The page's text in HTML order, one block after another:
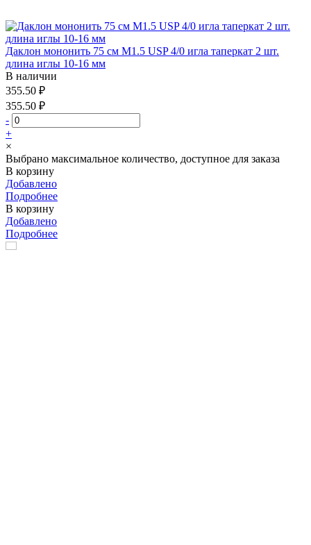
Даклон мононить 75 см М1.5 USP 4/0 игла таперкат 2 шт.
длина иглы 10-16 мм
В наличии
355.50 ₽
355.50 ₽
-
+
×
Выбрано максимальное количество, доступное для заказа
В корзину
Добавлено
Подробнее
В корзину
Добавлено
Подробнее